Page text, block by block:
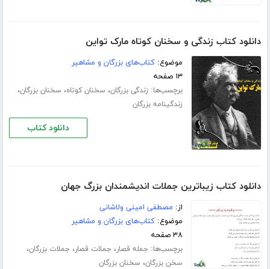
دانلود کتاب زندگی و سخنان کوتاه مارک تواین
موضوع:کتاب‌های بزرگان و مشاهیر
۱۳ صفحه
برچسب‌ها: زندگی بزرگان، سخنان کوتاه، سخنان بزرگان،
زندگینامه بزرگان
دانلود کتاب
دانلود کتاب زیباترین جملات اندیشمندان بزرگ جهان
از: مصطفی امینی ولاشانی
موضوع:کتاب‌های بزرگان و مشاهیر
۳۸ صفحه
برچسب‌ها: جمله قصار، جملات قصار، جملات بزرگان،
سخن بزرگان، سخنان بزرگان